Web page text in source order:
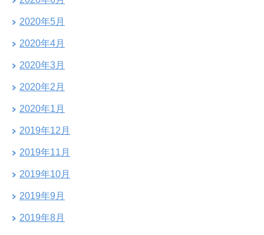
2020年5月
2020年4月
2020年3月
2020年2月
2020年1月
2019年12月
2019年11月
2019年10月
2019年9月
2019年8月